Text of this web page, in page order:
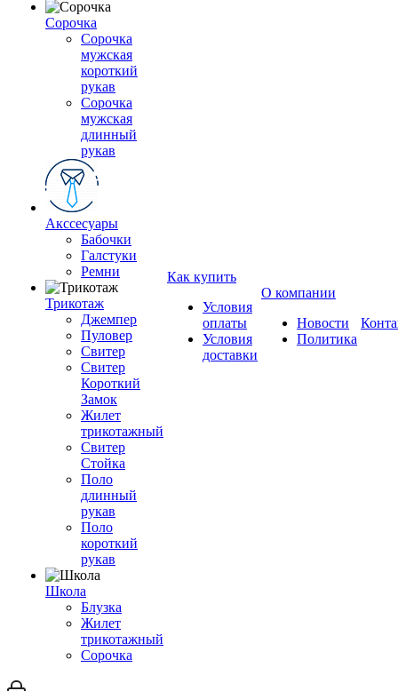
Сорочка
Сорочка
мужская
короткий
рукав
Сорочка
мужская
длинный
рукав
Акссесуары
Бабочки
Галстуки
Ремни
Трикотаж
Джемпер
Пуловер
Свитер
Свитер
Короткий
Замок
Жилет
трикотажный
Свитер
Стойка
Поло
длинный
рукав
Поло
короткий
рукав
Школа
Блузка
Жилет
трикотажный
Сорочка
Как купить
Условия
оплаты
Условия
доставки
О компании
Новости
Политика